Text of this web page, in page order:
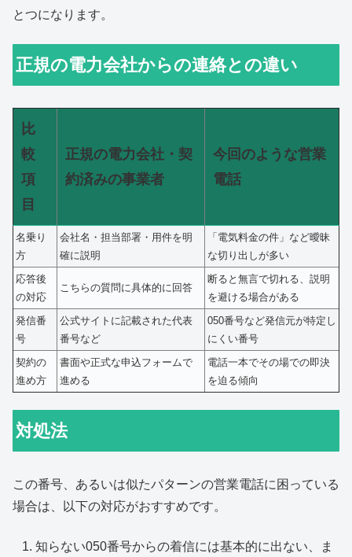
とつになります。
正規の電力会社からの連絡との違い
比
較
項
目
正規の電力会社・契
約済みの事業者
今回のような営業
電話
名乗り
方
会社名・担当部署・用件を明
確に説明
「電気料金の件」など曖昧
な切り出しが多い
応答後
の対応
こちらの質問に具体的に回答
断ると無言で切れる、説明
を避ける場合がある
発信番
号
公式サイトに記載された代表
番号など
050番号など発信元が特定し
にくい番号
契約の
進め方
書面や正式な申込フォームで
進める
電話一本でその場での即決
を迫る傾向
対処法
この番号、あるいは似たパターンの営業電話に困っている
場合は、以下の対応がおすすめです。
知らない050番号からの着信には基本的に出ない、ま